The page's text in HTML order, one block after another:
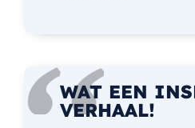
WAT EEN
VERHAAL!